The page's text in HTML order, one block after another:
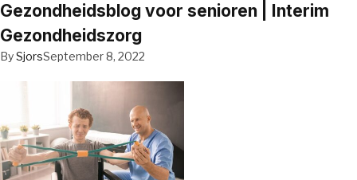
Gezondheidsblog voor senioren | Interim
Gezondheidszorg
BySjorsSeptember 8, 2022